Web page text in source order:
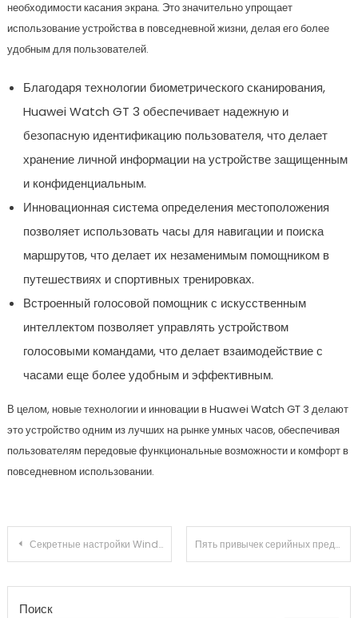
необходимости касания экрана. Это значительно упрощает
использование устройства в повседневной жизни, делая его более
удобным для пользователей.
Благодаря технологии биометрического сканирования,
Huawei Watch GT 3 обеспечивает надежную и
безопасную идентификацию пользователя, что делает
хранение личной информации на устройстве защищенным
и конфиденциальным.
Инновационная система определения местоположения
позволяет использовать часы для навигации и поиска
маршрутов, что делает их незаменимым помощником в
путешествиях и спортивных тренировках.
Встроенный голосовой помощник с искусственным
интеллектом позволяет управлять устройством
голосовыми командами, что делает взаимодействие с
часами еще более удобным и эффективным.
В целом, новые технологии и инновации в Huawei Watch GT 3 делают
это устройство одним из лучших на рынке умных часов, обеспечивая
пользователям передовые функциональные возможности и комфорт в
повседневном использовании.
Навигация по записям
Секретные настройки Windows 10 Пять привычек серийных предпринимателей
Поиск